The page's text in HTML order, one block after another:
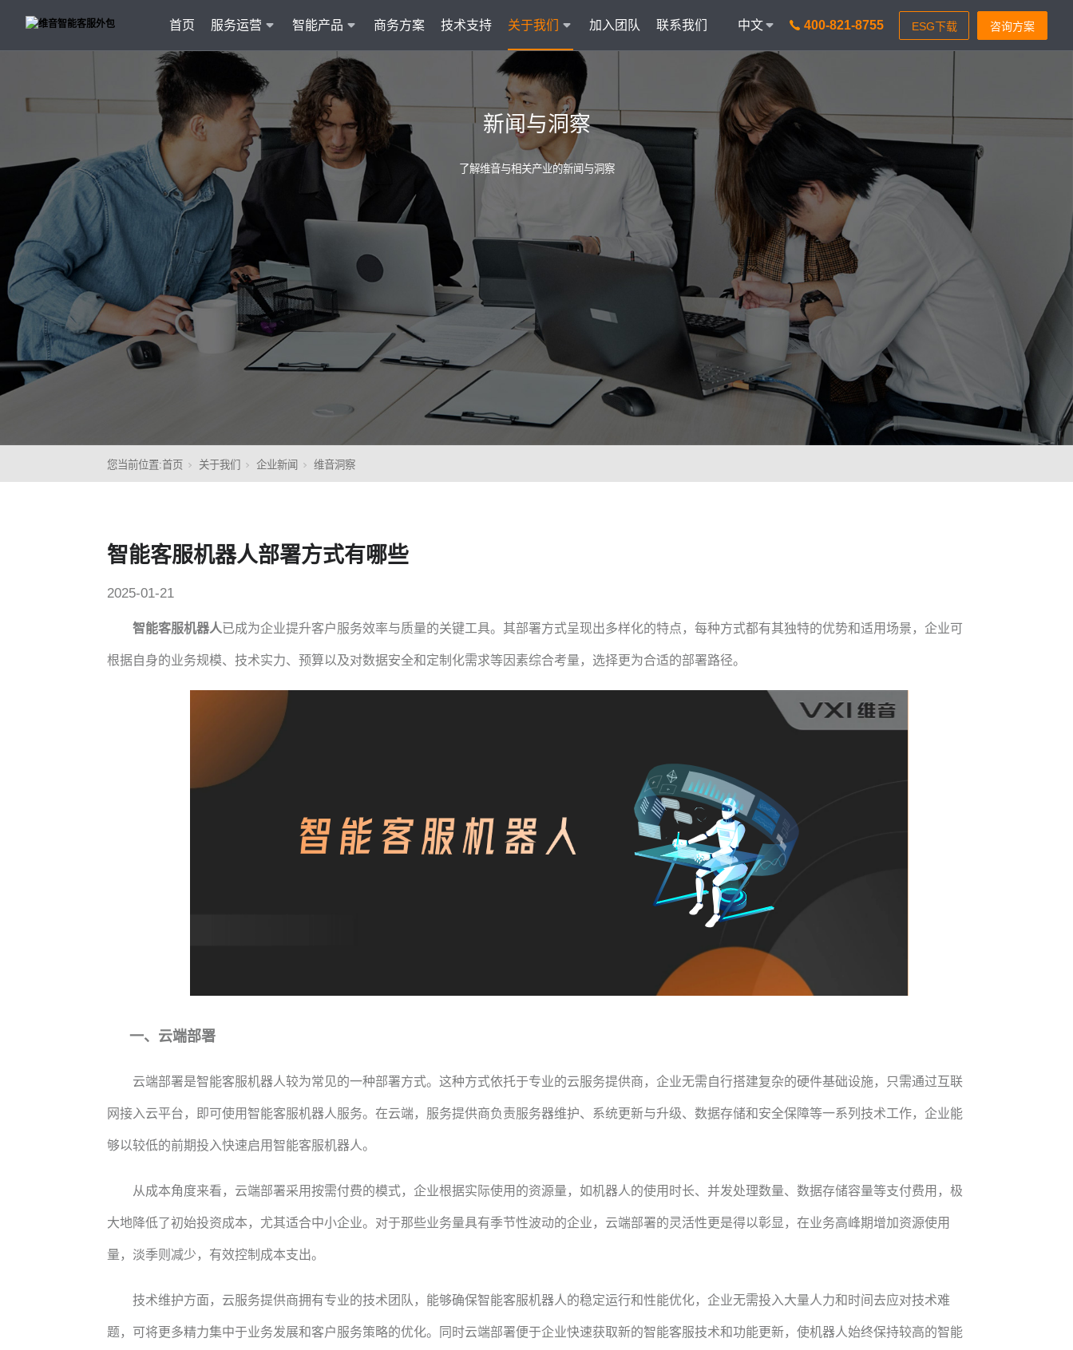
首页 服务运营 智能产品 商务方案 技术支持 关于我们 加入团队 联系我们 中文 400-821-8755
维音产品矩阵
· 产品融入维音20余行业服务经验
· 专属技术顾问进行1对1服务
· 丰富的定制化开发交付案例
客户服务
智能云联络中心 VisionCC
统一接入多渠道，坐席接待更省心
智能客服 VisionAICC
集成6种AI功能，革新客户体验
智能通信 VisionIPCC
IP软交换模式，通信稳定灵
AI知识助手
沉淀金牌话术，搜索即得答案
营销自动化
批量营销发送，提升获客转化
多模态客服
智能交互升级，轻松理解声图文
文本机器人VisionBot
7*24小时智能问题匹配
外呼机器人VisionIDR
高效转化获客，助力锁定目标客
户
质检机器人VisionIQA
全量质检&实时告警，降低客诉率
智能培训 VisionTSIM
沉浸式Al陪练，打造金牌客服团队
智能排班 VisionWFM
预测排班需求，实时获悉遵时率
核心技术
声纹识别VPR
图像描述 IC
新闻与洞察
了解维音与相关产业的新闻与洞察
您当前位置:首页 关于我们 企业新闻 维音洞察
智能客服机器人部署方式有哪些
2025-01-21
智能客服机器人已成为企业提升客户服务效率与质量的关键工具。其部署方式呈现出多样化的特点，每种方式都有其独特的优势和适用场景，企业可
根据自身的业务规模、技术实力、预算以及对数据安全和定制化需求等因素综合考量，选择更为合适的部署路径。
一、云端部署
云端部署是智能客服机器人较为常见的一种部署方式。这种方式依托于专业的云服务提供商，企业无需自行搭建复杂的硬件基础设施，只需通过互联
网接入云平台，即可使用智能客服机器人服务。在云端，服务提供商负责服务器维护、系统更新与升级、数据存储和安全保障等一系列技术工作，企业能
够以较低的前期投入快速启用智能客服机器人。
从成本角度来看，云端部署采用按需付费的模式，企业根据实际使用的资源量，如机器人的使用时长、并发处理数量、数据存储容量等支付费用，极
大地降低了初始投资成本，尤其适合中小企业。对于那些业务量具有季节性波动的企业，云端部署的灵活性更是得以彰显，在业务高峰期增加资源使用
量，淡季则减少，有效控制成本支出。
技术维护方面，云服务提供商拥有专业的技术团队，能够确保智能客服机器人的稳定运行和性能优化，企业无需投入大量人力和时间去应对技术难
题，可将更多精力集中于业务发展和客户服务策略的优化。同时云端部署便于企业快速获取新的智能客服技术和功能更新，使机器人始终保持较高的智能